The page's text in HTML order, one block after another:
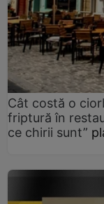
Cât costă o
friptură în
ce chirii sunt”